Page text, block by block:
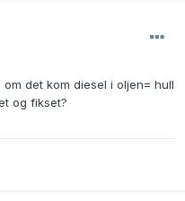
det kom diesel i oljen= hull
og fikset?